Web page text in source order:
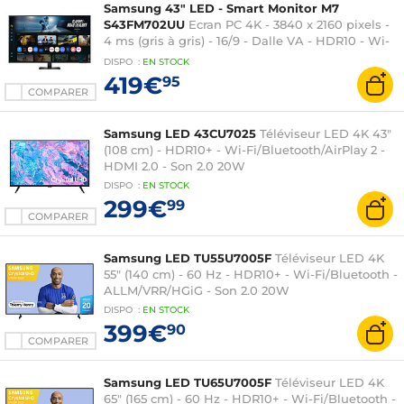
COMPARER
Samsung 43" LED - Smart Monitor M7
S43FM702UU Ecran PC 4K - 3840 x 2160 pixels -
4 ms (gris à gris) - 16/9 - Dalle VA - HDR10 - Wi-
Fi/Bluetooth - Tizen OS - HDMI/USB-C - Hub USB
- Télécommande - Noir
DISPO : EN STOCK
419€95
COMPARER
Samsung LED 43CU7025 Téléviseur LED 4K 43"
(108 cm) - HDR10+ - Wi-Fi/Bluetooth/AirPlay 2 -
HDMI 2.0 - Son 2.0 20W
DISPO : EN STOCK
299€99
COMPARER
Samsung LED TU55U7005F Téléviseur LED 4K
55" (140 cm) - 60 Hz - HDR10+ - Wi-Fi/Bluetooth -
ALLM/VRR/HGiG - Son 2.0 20W
DISPO : EN STOCK
399€90
Samsung LED TU65U7005F Téléviseur LED 4K
65" (165 cm) - 60 Hz - HDR10+ - Wi-Fi/Bluetooth -